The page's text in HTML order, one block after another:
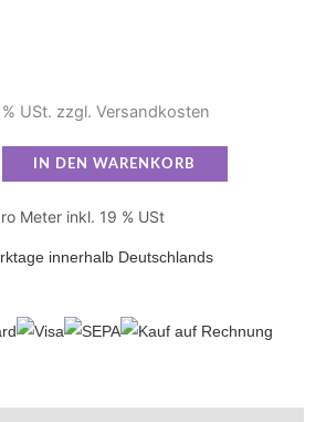
USt. zzgl. Versandkosten
IN DEN WARENKORB
Meter inkl. 19 % USt
innerhalb Deutschlands